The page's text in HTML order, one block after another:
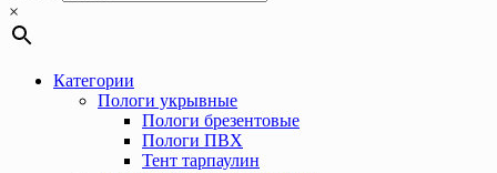
×
Категории
Пологи укрывные
Пологи брезентовые
Пологи ПВХ
Тент тарпаулин